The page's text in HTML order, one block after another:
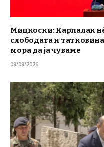
Мицкоски: Карпалак
слободата и
мора да ја чуваме
08/08/2026